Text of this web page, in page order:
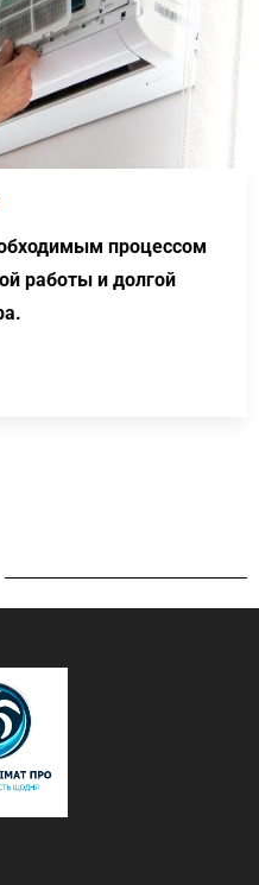
процессом
работы и долгой